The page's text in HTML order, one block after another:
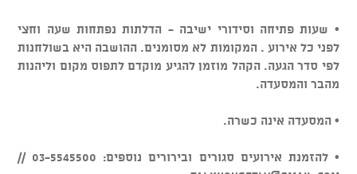
• שעות פתיחה וסידורי ישיבה - הדלתות נפתחות שעה וחצי
לפני כל אירוע . המקומות לא מסומנים. ההושבה היא בשולחנות
לפי סדר הגעה. הקהל מוזמן להגיע מוקדם לתפוס מקום וליהנות
מהבר והמסעדה.
• המסעדה אינה כשרה.
• להזמנת אירועים סגורים ובירורים נוספים: 03-5545500 //